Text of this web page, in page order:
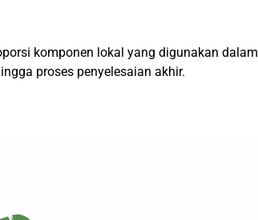
komponen lokal yang digunakan dalam
proses penyelesaian akhir.